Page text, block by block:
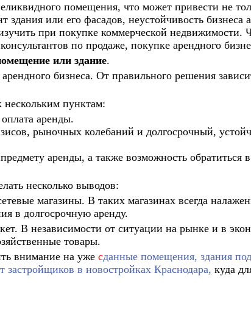
помещения, что может привести не
или его фасадов, неустойчивость бизнеса
при покупке коммерческой недвижимости.
по продаже, покупке арендного
или здание.
бизнеса. От правильного решения
нескольким пунктам:
аренды.
рыночных колебаний и долгосрочный,
аренды, а также возможность обратиться
несколько выводов:
магазины. В таких магазинах всегда
в долгосрочную аренду.
В независимости от ситуации на рынке и в
товары.
внимание на уже сданные помещения, здания
в новостройках Краснодара, куда